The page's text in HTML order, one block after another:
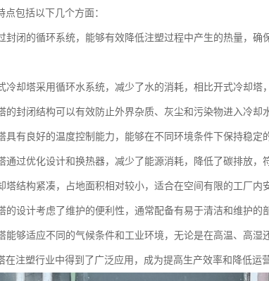
包括以下几个方面：
封闭的循环系统，能够有效降低注塑过程中产生的热量，确
冷却塔采用循环水系统，减少了水的消耗，相比开式冷却塔
的封闭结构可以有效防止外界杂质、灰尘和污染物进入冷却
具有良好的温度控制能力，能够在不同环境条件下保持稳定
通过优化设计和换热器，减少了能源消耗，降低了碳排放，
塔结构紧凑，占地面积相对较小，适合在空间有限的工厂内
的设计考虑了维护的便利性，通常配备有易于清洁和维护的
能够适应不同的气候条件和工业环境，无论是在高温、高湿
在注塑行业中得到了广泛应用，成为提高生产效率和降低运